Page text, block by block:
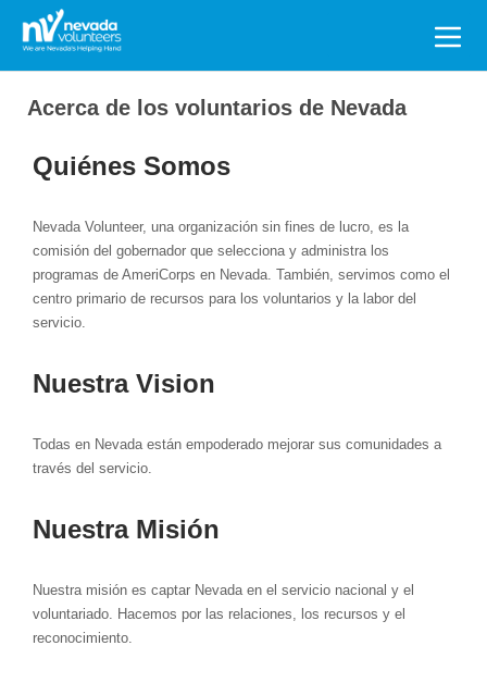
Search
for:
Acerca de los voluntarios de Nevada
Quiénes Somos
Nevada Volunteer, una organización sin fines de lucro, es la
comisión del gobernador que selecciona y administra los
programas de AmeriCorps en Nevada. También, servimos como el
centro primario de recursos para los voluntarios y la labor del
servicio.
Nuestra Vision
Todas en Nevada están empoderado mejorar sus comunidades a
través del servicio.
Nuestra Misión
Nuestra misión es captar Nevada en el servicio nacional y el
voluntariado. Hacemos por las relaciones, los recursos y el
reconocimiento.